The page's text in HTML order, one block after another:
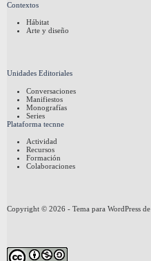
Contextos
Hábitat
Arte y diseño
Unidades Editoriales
Conversaciones
Manifiestos
Monografías
Series
Plataforma tecnne
Actividad
Recursos
Formación
Colaboraciones
Copyright © 2026 - Tema para WordPress de